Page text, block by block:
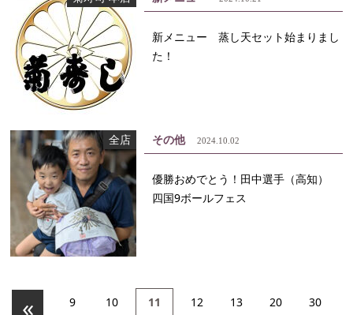
新メニュー 蒸し天セット始まりまし
た！
全店 その他 2024.10.02
優勝おめでとう！田中選手（高知）
四国9ボールフェス
« 9 10 11 12 13 20 30